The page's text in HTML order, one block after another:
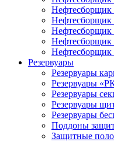
Резервуары
Резервуары
Резервуары
Резервуары
Резервуары
Резервуары
Поддоны
Защитные